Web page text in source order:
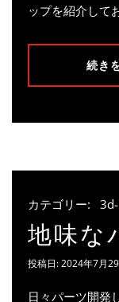
ップを紹介して
続き
カテゴリー:
地味な
投稿日:2024年7月
日々パーツ開発